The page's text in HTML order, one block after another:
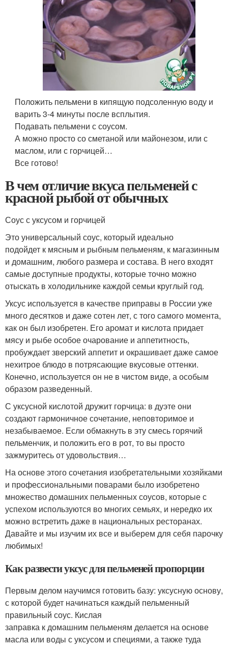
Положить пельмени в кипящую подсоленную воду и
варить 3-4 минуты после всплытия.
Подавать пельмени с соусом.
А можно просто со сметаной или майонезом, или с
маслом, или с горчицей…
Все готово!
В чем отличие вкуса пельменей с
красной рыбой от обычных
Соус с уксусом и горчицей
Это универсальный соус, который идеально
подойдет к мясным и рыбным пельменям, к магазинным
и домашним, любого размера и состава. В него входят
самые доступные продукты, которые точно можно
отыскать в холодильнике каждой семьи круглый год.
Уксус используется в качестве приправы в России уже
много десятков и даже сотен лет, с того самого момента,
как он был изобретен. Его аромат и кислота придает
мясу и рыбе особое очарование и аппетитность,
пробуждает зверский аппетит и окрашивает даже самое
нехитрое блюдо в потрясающие вкусовые оттенки.
Конечно, используется он не в чистом виде, а особым
образом разведенный.
С уксусной кислотой дружит горчица: в дуэте они
создают гармоничное сочетание, неповторимое и
незабываемое. Если обмакнуть в эту смесь горячий
пельменчик, и положить его в рот, то вы просто
зажмуритесь от удовольствия…
На основе этого сочетания изобретательными хозяйками
и профессиональными поварами было изобретено
множество домашних пельменных соусов, которые с
успехом используются во многих семьях, и нередко их
можно встретить даже в национальных ресторанах.
Давайте и мы изучим их все и выберем для себя парочку
любимых!
Как развести уксус для пельменей пропорции
Первым делом научимся готовить базу: уксусную основу,
с которой будет начинаться каждый пельменный
правильный соус. Кислая
заправка к домашним пельменям делается на основе
масла или воды с уксусом и специями, а также туда